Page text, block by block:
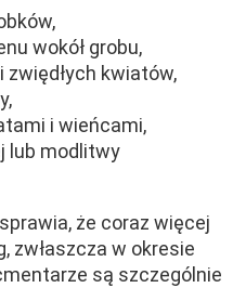
wokół grobu,
kwiatów,
i wieńcami,
lub modlitwy
że coraz więcej
zwłaszcza w okresie
są szczególnie